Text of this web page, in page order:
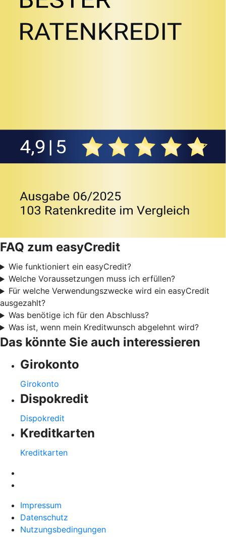
FAQ zum easyCredit
Wie funktioniert ein easyCredit?
Welche Voraussetzungen muss ich erfüllen?
Für welche Verwendungszwecke wird ein easyCredit
ausgezahlt?
Was benötige ich für den Abschluss?
Was ist, wenn mein Kreditwunsch abgelehnt wird?
Das könnte Sie auch interessieren
Girokonto
Girokonto
Dispokredit
Dispokredit
Kreditkarten
Kreditkarten
Impressum
Datenschutz
Nutzungsbedingungen